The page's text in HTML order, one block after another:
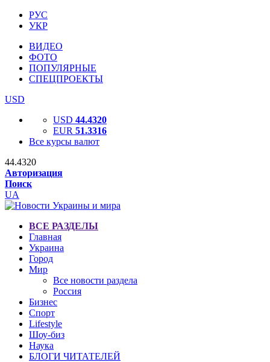
РУС
УКР
ВИДЕО
ФОТО
ПОПУЛЯРНЫЕ
СПЕЦПРОЕКТЫ
USD
USD 44.4320
EUR 51.3316
Все курсы валют
44.4320
Авторизация
Поиск
UA
ВСЕ РАЗДЕЛЫ
Главная
Украина
Город
Мир
Все новости раздела
Россия
Бизнес
Спорт
Lifestyle
Шоу-биз
Наука
БЛОГИ ЧИТАТЕЛЕЙ